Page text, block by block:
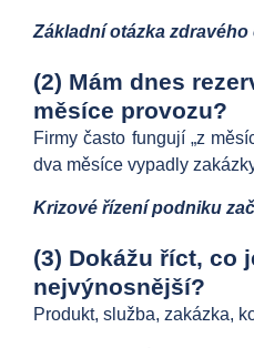
Základní otázka zdravého
(2) Mám dnes
měsíce provozu?
Firmy často fungují „z
dva měsíce vypadly
Krizové řízení podniku
(3) Dokážu říct, co
nejvýnosnější?
Produkt, služba, zakázka,